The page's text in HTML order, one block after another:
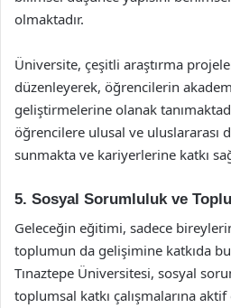
olmaktadır.
Üniversite, çeşitli araştırma
düzenleyerek, öğrencilerin
geliştirmelerine olanak
öğrencilere ulusal ve uluslararası
sunmakta ve kariyerlerine katkı
5. Sosyal Sorumluluk ve
Geleceğin eğitimi, sadece
toplumun da gelişimine katkıda
Tınaztepe Üniversitesi, sosyal
toplumsal katkı çalışmalarına